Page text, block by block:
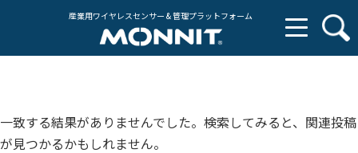
産業用ワイヤレスセンサー & 管理プラットフォーム
一致する結果がありませんでした。検索してみると、関連投稿
が見つかるかもしれません。